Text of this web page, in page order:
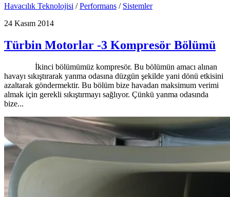
Havacılık Teknolojisi /Performans / Sistemler
24 Kasım 2014
Türbin Motorlar -3 Kompresör Bölümü
İkinci bölümümüz kompresör. Bu bölümün amacı alınan
havayı sıkıştırarak yanma odasına düzgün şekilde yani dönü etkisini
azaltarak göndermektir. Bu bölüm bize havadan maksimum verimi
almak için gerekli sıkıştırmayı sağlıyor. Çünkü yanma odasında
bize...